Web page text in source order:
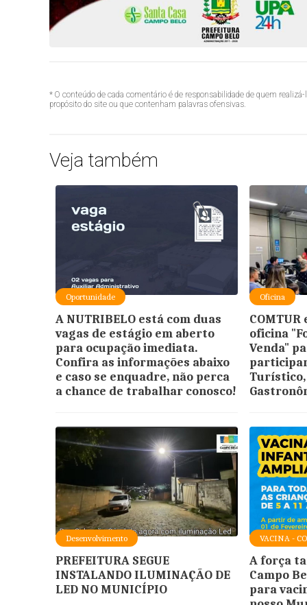
* O conteúdo de cada comentário é de responsabilidade de quem
propósito do site ou que contenham palavras ofensivas.
Veja também
Oportunidade
A NUTRIBELO está com duas
vagas de estágio em aberto
para ocupação imediata.
Confira as informações abaixo
e caso se enquadre, não perca
a chance de trabalhar conosco!
Oficina
oficina
Venda"
participar
Desenvolvimento
PREFEITURA SEGUE
INSTALANDO ILUMINAÇÃO DE
LED NO MUNICÍPIO
VACINA -
A força
Campo
para